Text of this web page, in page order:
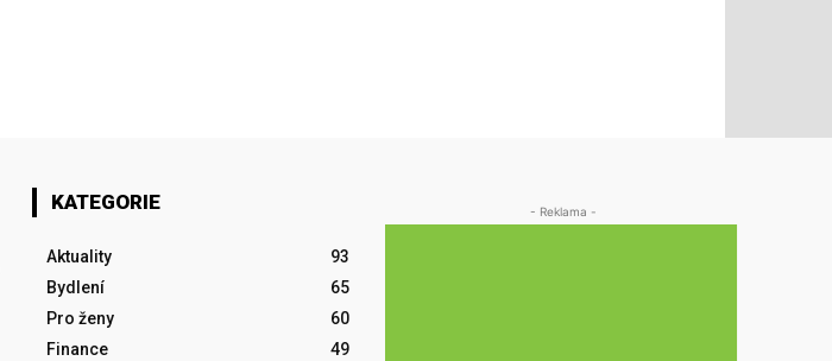
KATEGORIE
Aktuality
93
Bydlení
65
Pro ženy
60
Finance
49
- Reklama -